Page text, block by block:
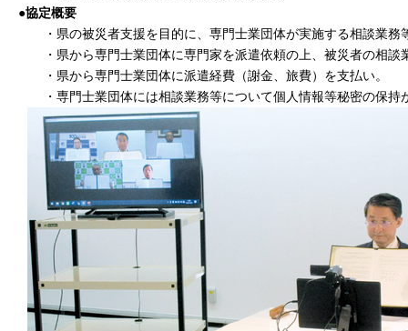
●協定概要
・県の被災者支援を目的に、専門士業団体が実施する相談業務
・県から専門士業団体に専門家を派遣依頼の上、被災者の相談
・県から専門士業団体に派遣経費（謝金、旅費）を支払い。
・専門士業団体には相談業務等について個人情報等秘密の保持